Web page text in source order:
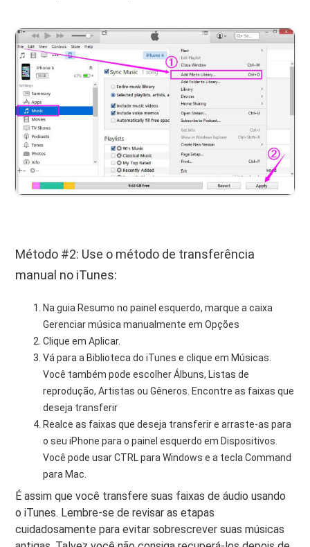
Método #2: Use o método de transferência
manual no iTunes:
Na guia Resumo no painel esquerdo, marque a caixa
Gerenciar música manualmente em Opções
Clique em Aplicar.
Vá para a Biblioteca do iTunes e clique em Músicas.
Você também pode escolher Álbuns, Listas de
reprodução, Artistas ou Gêneros. Encontre as faixas que
deseja transferir
Realce as faixas que deseja transferir e arraste-as para
o seu iPhone para o painel esquerdo em Dispositivos.
Você pode usar CTRL para Windows e a tecla Command
para Mac.
É assim que você transfere suas faixas de áudio usando
o iTunes. Lembre-se de revisar as etapas
cuidadosamente para evitar sobrescrever suas músicas